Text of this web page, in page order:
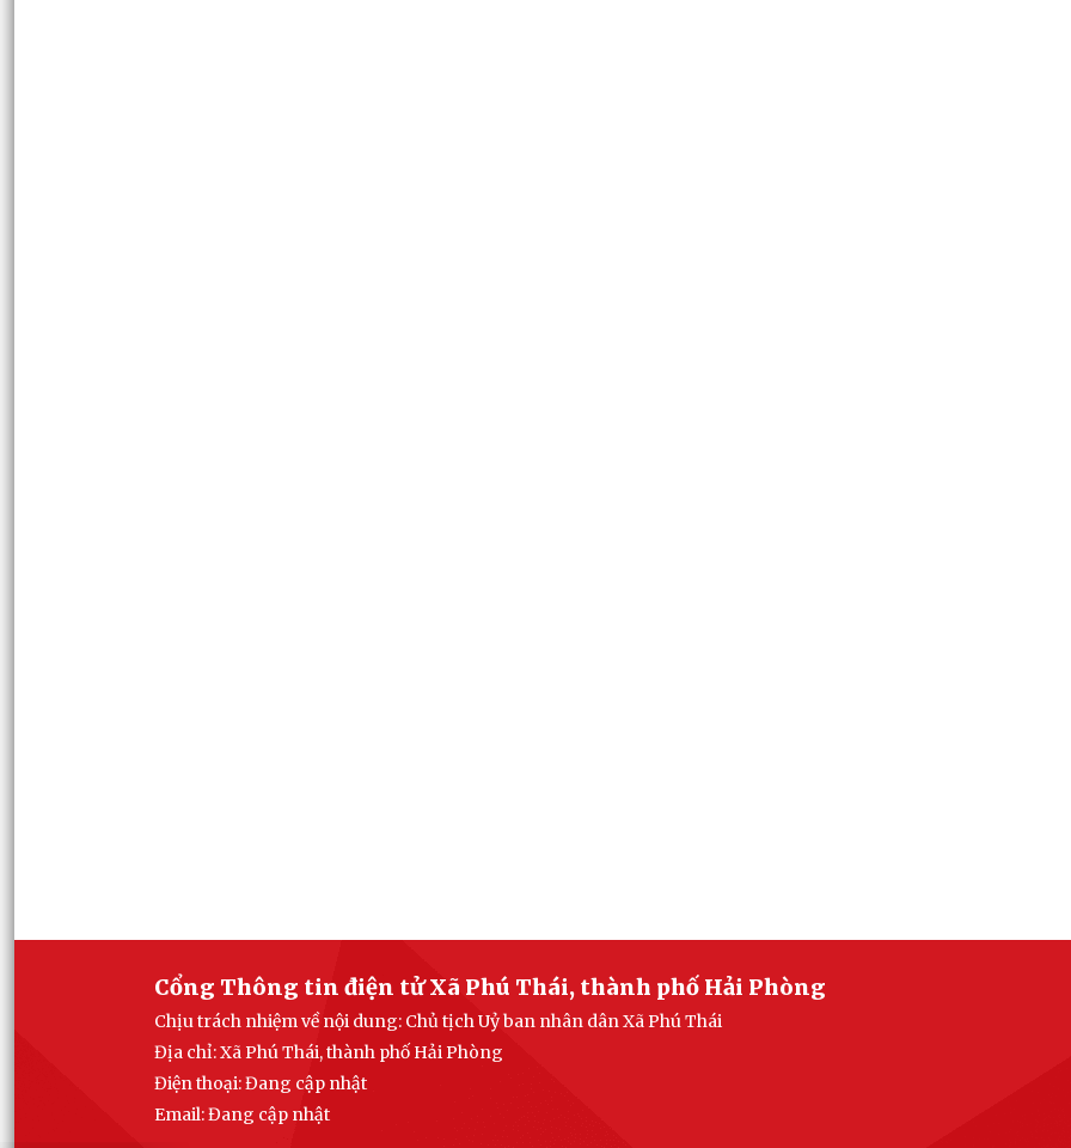
Cổng Thông tin điện tử Xã Phú Thái, thành phố Hải Phòng
Chịu trách nhiệm về nội dung: Chủ tịch Uỷ ban nhân dân Xã Phú Thái
Địa chỉ: Xã Phú Thái, thành phố Hải Phòng
Điện thoại: Đang cập nhật
Email:Đang cập nhật